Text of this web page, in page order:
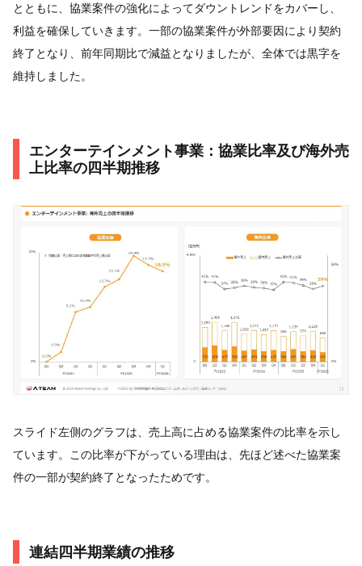
とともに、協業案件の強化によってダウントレンドをカバーし、
利益を確保していきます。一部の協業案件が外部要因により契約
終了となり、前年同期比で減益となりましたが、全体では黒字を
維持しました。
エンターテインメント事業：協業比率及び海外売
上比率の四半期推移
スライド左側のグラフは、売上高に占める協業案件の比率を示し
ています。この比率が下がっている理由は、先ほど述べた協業案
件の一部が契約終了となったためです。
連結四半期業績の推移